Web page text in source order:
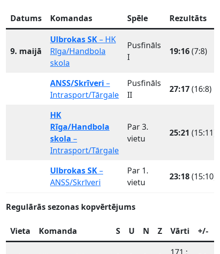
Datums Komandas Spēle Rezultāts
9. maijā
Ulbrokas SK– HK
Rīga/Handbola
skola
Pusfināls
I
19:16(7:8)
ANSS/Skrīveri –
Intrasport/Tārgale
Pusfināls
II
27:17(16:8)
HK
Rīga/Handbola
skola –
Intrasport/Tārgale
Par 3.
vietu
25:21 (15:11)
Ulbrokas SK–
ANSS/Skrīveri
Par 1.
vietu
23:18(15:10)
Regulārās sezonas kopvērtējums
Vieta Komanda S U N Z Vārti +/-
171 :